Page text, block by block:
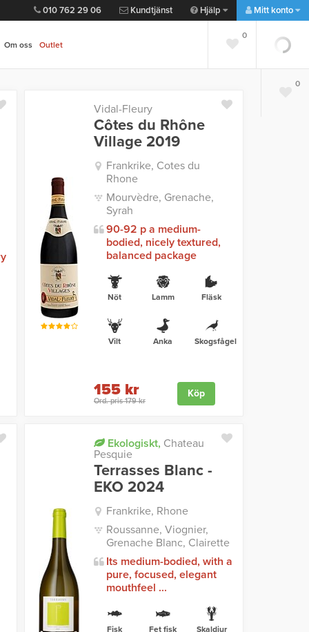
010 762 29 06 Kundtjänst Hjälp Mitt konto
Om oss Outlet
0
0
Vidal-Fleury
Côtes du Rhône
Village 2019
Frankrike, Cotes du
Rhone
Mourvèdre, Grenache,
Syrah
90-92 p a medium-
bodied, nicely textured,
balanced package
Nöt Lamm Fläsk
Vilt Anka Skogsfågel
155 kr
Ord. pris 179 kr
Köp
Ekologiskt, Chateau
Pesquie
Terrasses Blanc -
EKO 2024
Frankrike, Rhone
Roussanne, Viognier,
Grenache Blanc, Clairette
Its medium-bodied, with a
pure, focused, elegant
mouthfeel ...
Fisk Fet fisk Skaldjur